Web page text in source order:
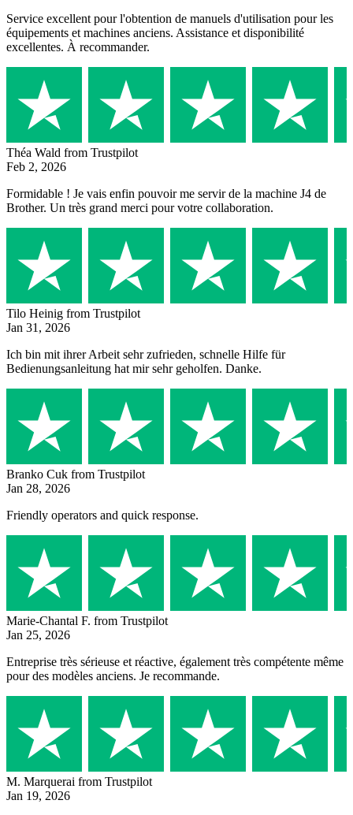
Service excellent pour l'obtention de manuels d'utilisation pour les
équipements et machines anciens. Assistance et disponibilité
excellentes. À recommander.
Théa Wald from Trustpilot
Feb 2, 2026
Formidable ! Je vais enfin pouvoir me servir de la machine J4 de
Brother. Un très grand merci pour votre collaboration.
Tilo Heinig from Trustpilot
Jan 31, 2026
Ich bin mit ihrer Arbeit sehr zufrieden, schnelle Hilfe für
Bedienungsanleitung hat mir sehr geholfen. Danke.
Branko Cuk from Trustpilot
Jan 28, 2026
Friendly operators and quick response.
Marie-Chantal F. from Trustpilot
Jan 25, 2026
Entreprise très sérieuse et réactive, également très compétente même
pour des modèles anciens. Je recommande.
M. Marquerai from Trustpilot
Jan 19, 2026